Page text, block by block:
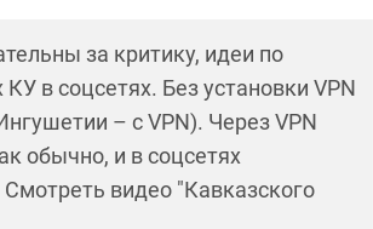
за критику, идеи по
в соцсетях. Без установки VPN
– с VPN). Через VPN
обычно, и в соцсетях
Смотреть видео "Кавказского